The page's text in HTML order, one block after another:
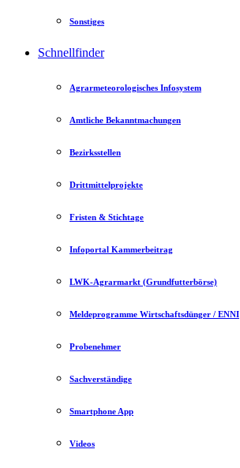
Sonstiges
Schnellfinder
Agrarmeteorologisches Infosystem
Amtliche Bekanntmachungen
Bezirksstellen
Drittmittelprojekte
Fristen & Stichtage
Infoportal Kammerbeitrag
LWK-Agrarmarkt (Grundfutterbörse)
Meldeprogramme Wirtschaftsdünger / ENNI
Probenehmer
Sachverständige
Smartphone App
Videos